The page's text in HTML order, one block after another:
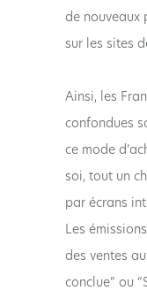
de nouveaux
sur les sites
Ainsi, les
confondues
ce mode
soi, tout un
par écrans
Les
des ventes
conclue” ou